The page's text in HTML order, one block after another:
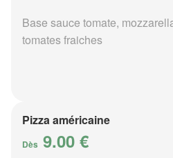
Base sauce tomate,
tomates fraiches
Pizza américaine
Dès 9.00 €